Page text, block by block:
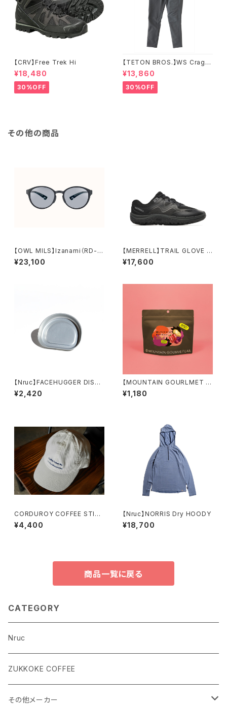
【CRV】Free Trek Hi
¥18,480
30%OFF
【TETON BROS.】WS Crag P
ant
¥13,860
30%OFF
その他の商品
【OWL MILS】Izanami（RD-0
02）
¥23,100
【MERRELL】TRAIL GLOVE 8
(women's)
¥17,600
【Nruc】FACEHUGGER DISH /
Silver
¥2,420
【MOUNTAIN GOURLMET L
AB.】梅しそとトマトのポテトピュ
レ（27年3月）
¥1,180
CORDUROY COFFEE STIT
CHING CAP
¥4,400
【Nruc】NORRIS Dry HOODY
¥18,700
商品一覧に戻る
CATEGORY
Nruc
ZUKKOKE COFFEE
その他メーカー